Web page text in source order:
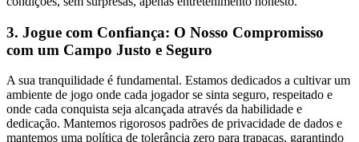
3. Jogue com Confiança: O Nosso Compromisso
com um Campo Justo e Seguro
A sua tranquilidade é fundamental. Estamos dedicados a cultivar um
ambiente de jogo onde cada jogador se sinta seguro, respeitado e
onde cada conquista seja alcançada através da habilidade e
dedicação. Mantemos rigorosos padrões de privacidade de dados e
mantemos uma política de tolerância zero para trapaças, garantindo